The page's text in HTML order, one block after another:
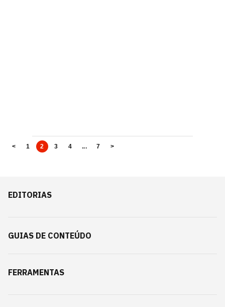
< 1 2 3 4 ... 7 >
EDITORIAS
GUIAS DE CONTEÚDO
FERRAMENTAS